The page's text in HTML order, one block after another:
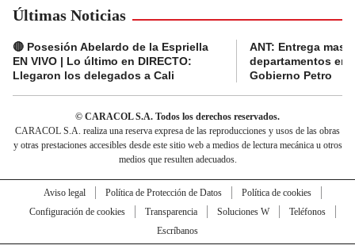
Últimas Noticias
🔴 Posesión Abelardo de la Espriella
EN VIVO | Lo último en DIRECTO:
Llegaron los delegados a Cali
ANT: Entrega
departamentos en
Gobierno Petro
© CARACOL S.A. Todos los derechos reservados.
CARACOL S.A. realiza una reserva expresa de las reproducciones y usos de las obras
y otras prestaciones accesibles desde este sitio web a medios de lectura mecánica u otros
medios que resulten adecuados.
Aviso legal Política de Protección de Datos
Política de cookies
Configuración de cookies
Transparencia Soluciones W
Teléfonos
Escríbanos